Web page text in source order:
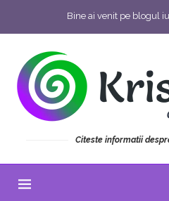
Bine ai venit pe blogul
Citeste informatii